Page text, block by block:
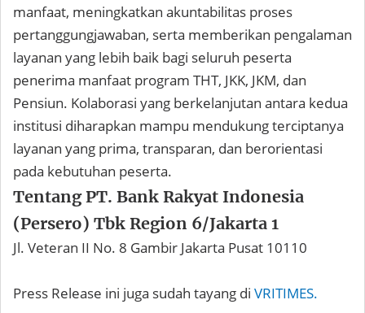
manfaat, meningkatkan akuntabilitas proses
pertanggungjawaban, serta memberikan pengalaman
layanan yang lebih baik bagi seluruh peserta
penerima manfaat program THT, JKK, JKM, dan
Pensiun. Kolaborasi yang berkelanjutan antara kedua
institusi diharapkan mampu mendukung terciptanya
layanan yang prima, transparan, dan berorientasi
pada kebutuhan peserta.
Tentang PT. Bank Rakyat Indonesia
(Persero) Tbk Region 6/Jakarta 1
Jl. Veteran II No. 8 Gambir Jakarta Pusat 10110
Press Release ini juga sudah tayang di VRITIMES.